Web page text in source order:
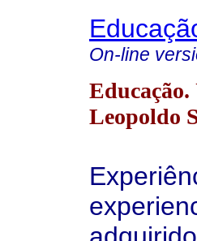
On-line
Leopoldo